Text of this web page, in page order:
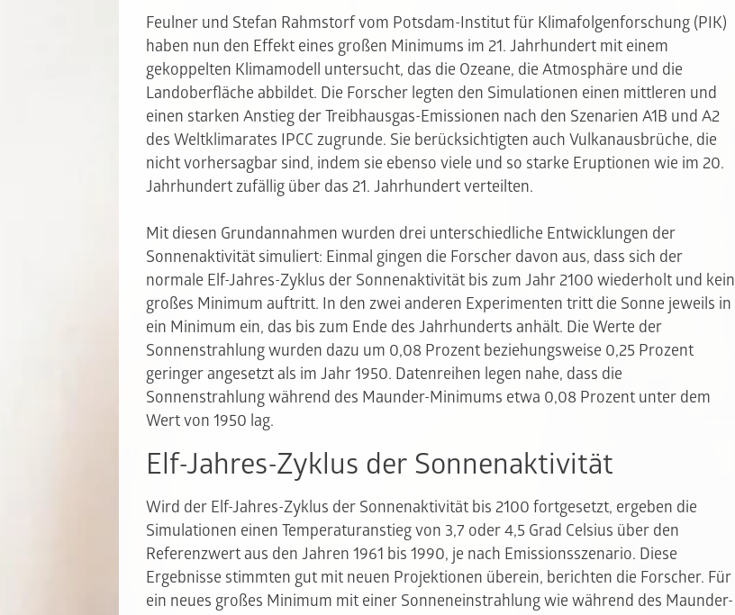
Feulner und Stefan Rahmstorf vom Potsdam-Institut für Klimafolgenforschung (PIK)
haben nun den Effekt eines großen Minimums im 21. Jahrhundert mit einem
gekoppelten Klimamodell untersucht, das die Ozeane, die Atmosphäre und die
Landoberfläche abbildet. Die Forscher legten den Simulationen einen mittleren und
einen starken Anstieg der Treibhausgas-Emissionen nach den Szenarien A1B und A2
des Weltklimarates IPCC zugrunde. Sie berücksichtigten auch Vulkanausbrüche, die
nicht vorhersagbar sind, indem sie ebenso viele und so starke Eruptionen wie im 20.
Jahrhundert zufällig über das 21. Jahrhundert verteilten.
Mit diesen Grundannahmen wurden drei unterschiedliche Entwicklungen der
Sonnenaktivität simuliert: Einmal gingen die Forscher davon aus, dass sich der
normale Elf-Jahres-Zyklus der Sonnenaktivität bis zum Jahr 2100 wiederholt und kein
großes Minimum auftritt. In den zwei anderen Experimenten tritt die Sonne jeweils in
ein Minimum ein, das bis zum Ende des Jahrhunderts anhält. Die Werte der
Sonnenstrahlung wurden dazu um 0,08 Prozent beziehungsweise 0,25 Prozent
geringer angesetzt als im Jahr 1950. Datenreihen legen nahe, dass die
Sonnenstrahlung während des Maunder-Minimums etwa 0,08 Prozent unter dem
Wert von 1950 lag.
Elf-Jahres-Zyklus der Sonnenaktivität
Wird der Elf-Jahres-Zyklus der Sonnenaktivität bis 2100 fortgesetzt, ergeben die
Simulationen einen Temperaturanstieg von 3,7 oder 4,5 Grad Celsius über den
Referenzwert aus den Jahren 1961 bis 1990, je nach Emissionsszenario. Diese
Ergebnisse stimmten gut mit neuen Projektionen überein, berichten die Forscher. Für
ein neues großes Minimum mit einer Sonneneinstrahlung wie während des Maunder-